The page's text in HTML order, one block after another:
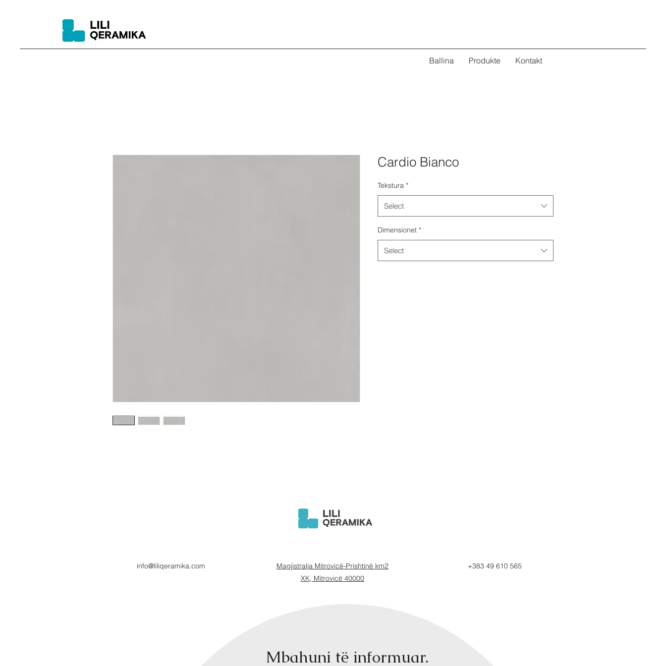
Ballina Produkte Kontakt
Cardio Bianco
Tekstura *
Select
Dimensionet *
Select
info@liliqeramika.com
Magjistralja Mitrovicë-Prishtinë km2
XK, Mitrovicë 40000
+383 49 610 565
Mbahuni të informuar.